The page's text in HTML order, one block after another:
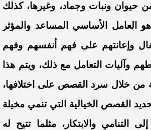
من حيوان ونبات وجماد، وغيرها، كذلك
العامل الأساسي المساعد والمؤثر
وإعانتهم على فهم أنفسهم وفهم
وآليات التعامل مع ذلك، ويتم هذا
من خلال سرد القصص على اختلافها،
القصص الخيالية التي تنمي مخيلة
التنامي والابتكار، مثلما تتيح له